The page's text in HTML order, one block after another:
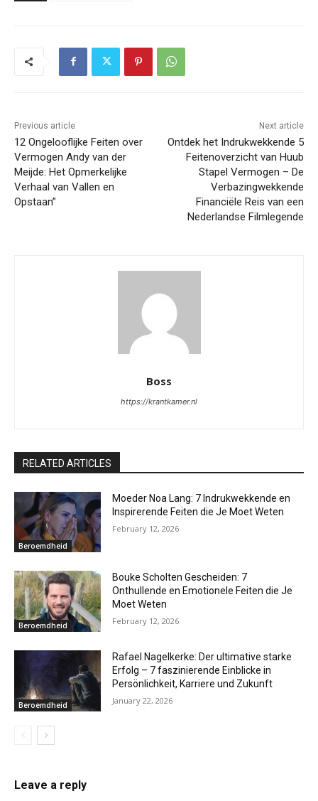
Previous article
12 Ongelooflijke Feiten over
Vermogen Andy van der
Meijde: Het Opmerkelijke
Verhaal van Vallen en
Opstaan”
Next article
Ontdek het Indrukwekkende 5
Feitenoverzicht van Huub
Stapel Vermogen – De
Verbazingwekkende
Financiële Reis van een
Nederlandse Filmlegende
Boss
https://krantkamer.nl
RELATED ARTICLES
Beroemdheid
Moeder Noa Lang: 7 Indrukwekkende en
Inspirerende Feiten die Je Moet Weten
February 12, 2026
Beroemdheid
Bouke Scholten Gescheiden: 7
Onthullende en Emotionele Feiten die Je
Moet Weten
February 12, 2026
Beroemdheid
Rafael Nagelkerke: Der ultimative starke
Erfolg – 7 faszinierende Einblicke in
Persönlichkeit, Karriere und Zukunft
January 22, 2026
Leave a reply